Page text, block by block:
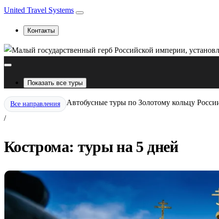
United Travel Systems
Контакты
Показать все туры
Все направления
/
Автобусные туры по Золотому кольцу
Кострома: туры на 5 дней